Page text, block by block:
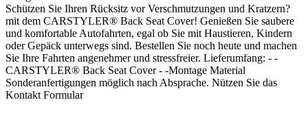
Schützen Sie Ihren Rücksitz vor Verschmutzungen und Kratzern?
mit dem CARSTYLER® Back Seat Cover! Genießen Sie saubere
und komfortable Autofahrten, egal ob Sie mit Haustieren, Kindern
oder Gepäck unterwegs sind. Bestellen Sie noch heute und machen
Sie Ihre Fahrten angenehmer und stressfreier. Lieferumfang: - -
CARSTYLER® Back Seat Cover - -Montage Material
Sonderanfertigungen möglich nach Absprache. Nützen Sie das
Kontakt Formular